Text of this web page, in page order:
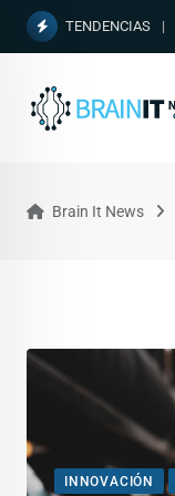
TENDENCIAS
Brain It News
INNOVACIÓN